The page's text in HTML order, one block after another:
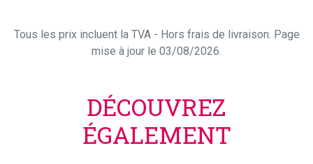
Tous les prix incluent la TVA - Hors frais de livraison. Page
mise à jour le 03/08/2026.
DÉCOUVREZ
ÉGALEMENT